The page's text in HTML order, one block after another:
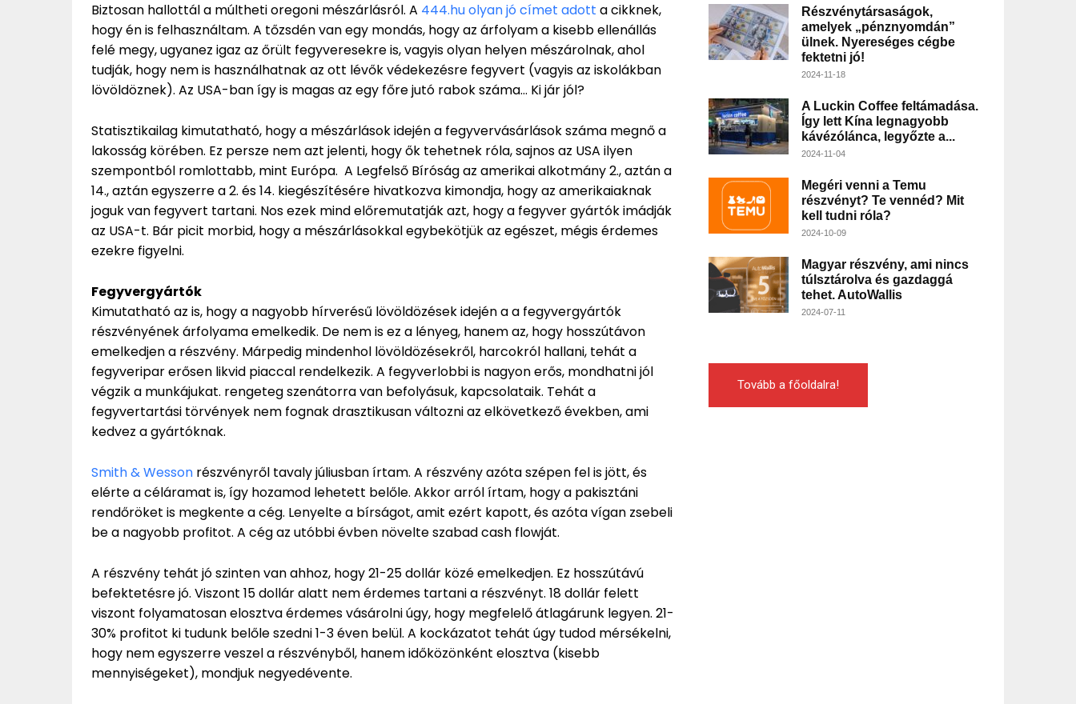
Biztosan hallottál a múltheti oregoni mészárlásról. A 444.hu olyan jó címet adott a cikknek,
hogy én is felhasználtam. A tőzsdén van egy mondás, hogy az árfolyam a kisebb ellenállás
felé megy, ugyanez igaz az őrült fegyveresekre is, vagyis olyan helyen mészárolnak, ahol
tudják, hogy nem is használhatnak az ott lévők védekezésre fegyvert (vagyis az iskolákban
lövöldöznek). Az USA-ban így is magas az egy főre jutó rabok száma… Ki jár jól?
Statisztikailag kimutatható, hogy a mészárlások idején a fegyvervásárlások száma megnő a
lakosság körében. Ez persze nem azt jelenti, hogy ők tehetnek róla, sajnos az USA ilyen
szempontból romlottabb, mint Európa. A Legfelső Bíróság az amerikai alkotmány 2., aztán a
14., aztán egyszerre a 2. és 14. kiegészítésére hivatkozva kimondja, hogy az amerikaiaknak
joguk van fegyvert tartani. Nos ezek mind előremutatják azt, hogy a fegyver gyártók imádják
az USA-t. Bár picit morbid, hogy a mészárlásokkal egybekötjük az egészet, mégis érdemes
ezekre figyelni.
Fegyvergyártók
Kimutatható az is, hogy a nagyobb hírverésű lövöldözések idején a a fegyvergyártók
részvényének árfolyama emelkedik. De nem is ez a lényeg, hanem az, hogy hosszútávon
emelkedjen a részvény. Márpedig mindenhol lövöldözésekről, harcokról hallani, tehát a
fegyveripar erősen likvid piaccal rendelkezik. A fegyverlobbi is nagyon erős, mondhatni jól
végzik a munkájukat. rengeteg szenátorra van befolyásuk, kapcsolataik. Tehát a
fegyvertartási törvények nem fognak drasztikusan változni az elkövetkező években, ami
kedvez a gyártóknak.
Smith & Wesson részvényről tavaly júliusban írtam. A részvény azóta szépen fel is jött, és
elérte a céláramat is, így hozamod lehetett belőle. Akkor arról írtam, hogy a pakisztáni
rendőröket is megkente a cég. Lenyelte a bírságot, amit ezért kapott, és azóta vígan zsebeli
be a nagyobb profitot. A cég az utóbbi évben növelte szabad cash flowját.
A részvény tehát jó szinten van ahhoz, hogy 21-25 dollár közé emelkedjen. Ez hosszútávú
befektetésre jó. Viszont 15 dollár alatt nem érdemes tartani a részvényt. 18 dollár felett
viszont folyamatosan elosztva érdemes vásárolni úgy, hogy megfelelő átlagárunk legyen. 21-
30% profitot ki tudunk belőle szedni 1-3 éven belül. A kockázatot tehát úgy tudod mérsékelni,
hogy nem egyszerre veszel a részvényből, hanem időközönként elosztva (kisebb
mennyiségeket), mondjuk negyedévente.
Részvénytársaságok,
amelyek „pénznyomdán”
ülnek. Nyereséges cégbe
fektetni jó!
2024-11-18
A Luckin Coffee feltámadása.
Így lett Kína legnagyobb
kávézólánca, legyőzte a...
2024-11-04
Megéri venni a Temu
részvényt? Te vennéd? Mit
kell tudni róla?
2024-10-09
Magyar részvény, ami nincs
túlsztárolva és gazdaggá
tehet. AutoWallis
2024-07-11
Tovább a főoldalra!